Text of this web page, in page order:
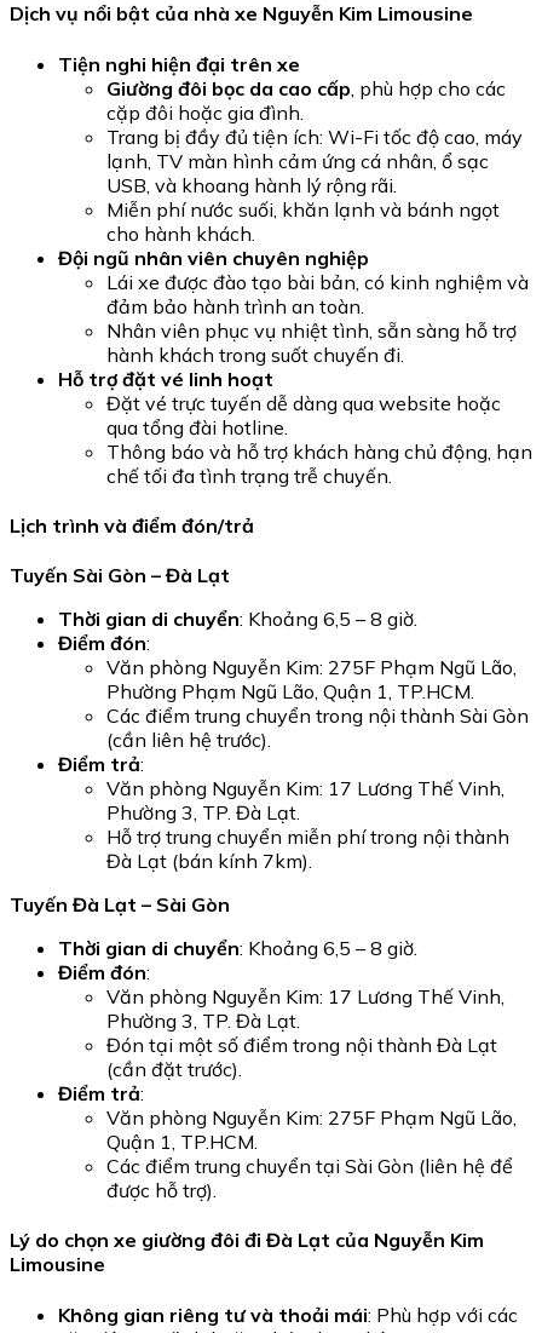
Dịch vụ nổi bật của nhà xe Nguyễn Kim Limousine
Tiện nghi hiện đại trên xe
Giường đôi bọc da cao cấp , phù hợp cho các
cặp đôi hoặc gia đình.
Trang bị đầy đủ tiện ích: Wi-Fi tốc độ cao, máy
lạnh, TV màn hình cảm ứng cá nhân, ổ sạc
USB, và khoang hành lý rộng rãi.
Miễn phí nước suối, khăn lạnh và bánh ngọt
cho hành khách.
Đội ngũ nhân viên chuyên nghiệp
Lái xe được đào tạo bài bản, có kinh nghiệm và
đảm bảo hành trình an toàn.
Nhân viên phục vụ nhiệt tình, sẵn sàng hỗ trợ
hành khách trong suốt chuyến đi.
Hỗ trợ đặt vé linh hoạt
Đặt vé trực tuyến dễ dàng qua website hoặc
qua tổng đài hotline.
Thông báo và hỗ trợ khách hàng chủ động, hạn
chế tối đa tình trạng trễ chuyến.
Lịch trình và điểm đón/trả
Tuyến Sài Gòn – Đà Lạt
Thời gian di chuyển: Khoảng 6,5 – 8 giờ.
Điểm đón:
Văn phòng Nguyễn Kim: 275F Phạm Ngũ Lão,
Phường Phạm Ngũ Lão, Quận 1, TP.HCM.
Các điểm trung chuyển trong nội thành Sài Gòn
(cần liên hệ trước).
Điểm trả:
Văn phòng Nguyễn Kim: 17 Lương Thế Vinh,
Phường 3, TP. Đà Lạt.
Hỗ trợ trung chuyển miễn phí trong nội thành
Đà Lạt (bán kính 7km).
Tuyến Đà Lạt – Sài Gòn
Thời gian di chuyển: Khoảng 6,5 – 8 giờ.
Điểm đón:
Văn phòng Nguyễn Kim: 17 Lương Thế Vinh,
Phường 3, TP. Đà Lạt.
Đón tại một số điểm trong nội thành Đà Lạt
(cần đặt trước).
Điểm trả:
Văn phòng Nguyễn Kim: 275F Phạm Ngũ Lão,
Quận 1, TP.HCM.
Các điểm trung chuyển tại Sài Gòn (liên hệ để
được hỗ trợ).
Lý do chọn xe giường đôi đi Đà Lạt của Nguyễn Kim
Limousine
Không gian riêng tư và thoải mái: Phù hợp với các